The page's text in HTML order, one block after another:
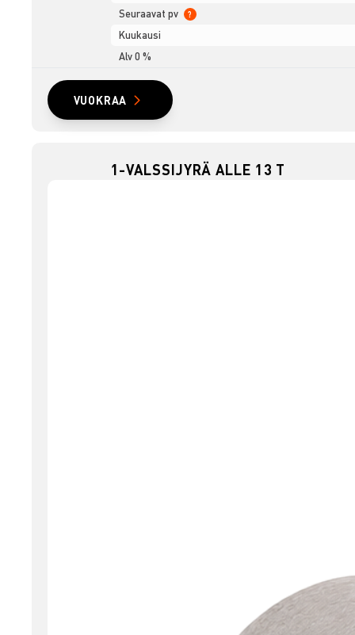
Seuraavat pv
?
Kuukausi
Alv 0 %
VUOKRAA
1-VALSSIJYRÄ ALLE 13 T